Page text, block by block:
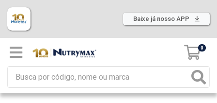
Baixe já nosso APP
0